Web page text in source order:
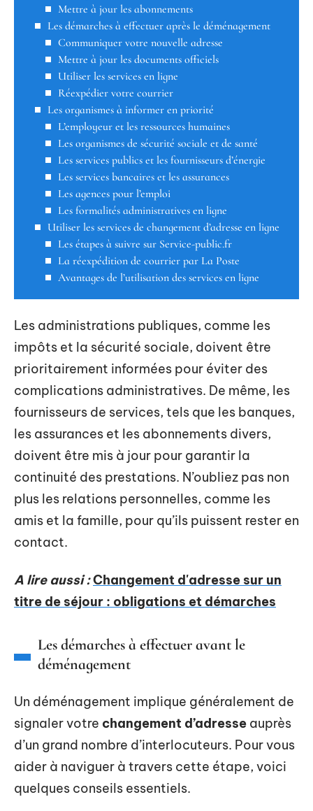
Mettre à jour les abonnements
Les démarches à effectuer après le déménagement
Communiquer votre nouvelle adresse
Mettre à jour les documents officiels
Utiliser les services en ligne
Réexpédier votre courrier
Les organismes à informer en priorité
L’employeur et les ressources humaines
Les organismes de sécurité sociale et de santé
Les services publics et les fournisseurs d’énergie
Les services bancaires et les assurances
Les agences pour l’emploi
Les formalités administratives en ligne
Utiliser les services de changement d’adresse en ligne
Les étapes à suivre sur Service-public.fr
La réexpédition de courrier par La Poste
Avantages de l’utilisation des services en ligne
Les administrations publiques, comme les
impôts et la sécurité sociale, doivent être
prioritairement informées pour éviter des
complications administratives. De même, les
fournisseurs de services, tels que les banques,
les assurances et les abonnements divers,
doivent être mis à jour pour garantir la
continuité des prestations. N’oubliez pas non
plus les relations personnelles, comme les
amis et la famille, pour qu’ils puissent rester en
contact.
A lire aussi :Changement d'adresse sur un
titre de séjour : obligations et démarches
Les démarches à effectuer avant le
déménagement
Un déménagement implique généralement de
signaler votre changement d’adresse auprès
d’un grand nombre d’interlocuteurs. Pour vous
aider à naviguer à travers cette étape, voici
quelques conseils essentiels.